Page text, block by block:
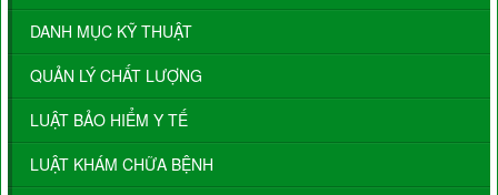
DANH MỤC KỸ THUẬT
QUẢN LÝ CHẤT LƯỢNG
LUẬT BẢO HIỂM Y TẾ
LUẬT KHÁM CHỮA BỆNH